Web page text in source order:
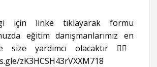
için linke tıklayarak formu
eğitim danışmanlarımız en
size yardımcı olacaktır 👉🏻
zK3HCSH43rVXXM718